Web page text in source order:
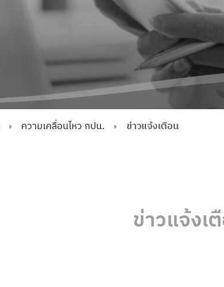
ความเคลื่อนไหว กปน. ข่าวแจ้งเตือน
ข่าวแจ้งเ